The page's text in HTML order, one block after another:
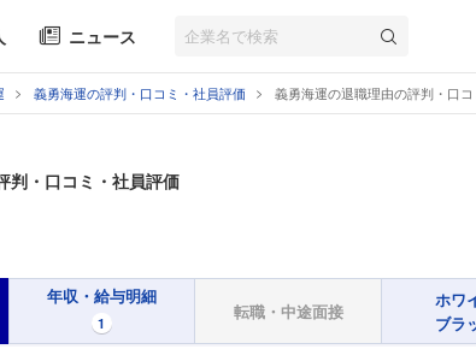
ニュース
義勇海運の評判・口コミ・社員評価 義勇海運の退職理由の評判・口
判・口コミ・社員評価
年収・給与明細
1
転職・中途面接
ホワ
ブラ